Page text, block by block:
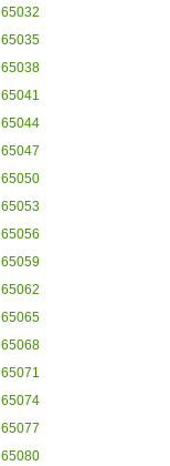
65032
65035
65038
65041
65044
65047
65050
65053
65056
65059
65062
65065
65068
65071
65074
65077
65080